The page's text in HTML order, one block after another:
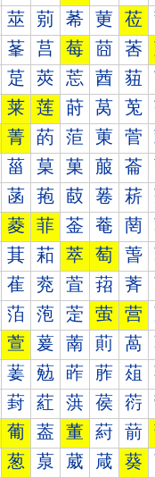
莁 莂 莃 莄 莅
莑 莒 莓 莔 莕
莡 莢 莣 莤 莥
莱 莲 莳 莴 莵
菁 菂 菃 菄 菅
菑 菒 菓 菔 菕
菡 菢 菣 菤 菥
菱 菲 菳 菴 菵
萁 萂 萃 萄 萅
萑 萒 萓 萔 萕
萡 萢 萣 萤 营
萱 萲 萳 萴 萵
葁 葂 葃 葄 葅
葑 葒 葓 葔 葕
葡 葢 董 葤 葥
葱 葲 葳 葴 葵